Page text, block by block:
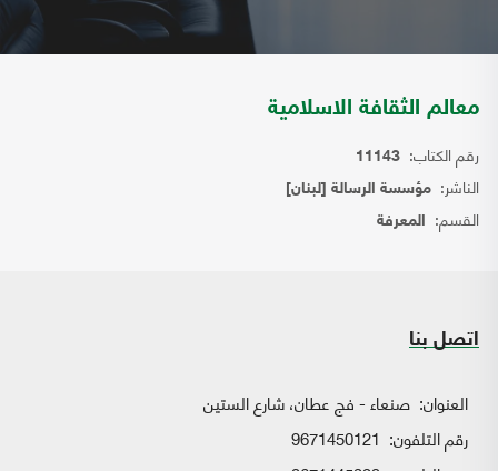
معالم الثقافة الاسلامية
رقم الكتاب: 11143
الناشر: مؤسسة الرسالة [لبنان]
القسم: المعرفة
اتصل بنا
العنوان: صنعاء - فج عطان، شارع الستين
رقم التلفون: 9671450121